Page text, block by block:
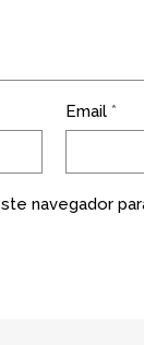
Email *
navegador